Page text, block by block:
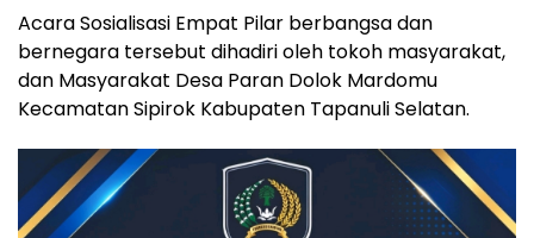
Acara Sosialisasi Empat Pilar berbangsa dan
bernegara tersebut dihadiri oleh tokoh masyarakat,
dan Masyarakat Desa Paran Dolok Mardomu
Kecamatan Sipirok Kabupaten Tapanuli Selatan.